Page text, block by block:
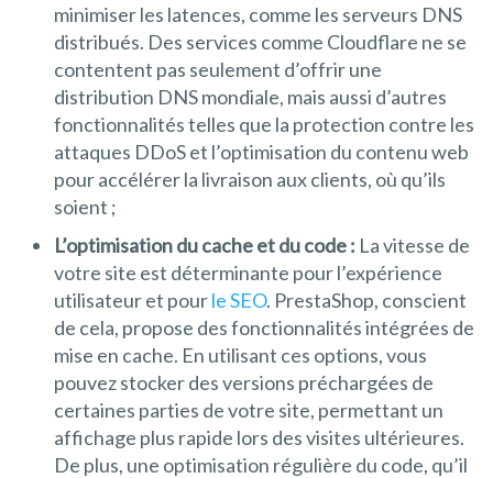
minimiser les latences, comme les serveurs DNS
distribués. Des services comme Cloudflare ne se
contentent pas seulement d’offrir une
distribution DNS mondiale, mais aussi d’autres
fonctionnalités telles que la protection contre les
attaques DDoS et l’optimisation du contenu web
pour accélérer la livraison aux clients, où qu’ils
soient ;
L’optimisation du cache et du code : La vitesse de
votre site est déterminante pour l’expérience
utilisateur et pourle SEO. PrestaShop, conscient
de cela, propose des fonctionnalités intégrées de
mise en cache. En utilisant ces options, vous
pouvez stocker des versions préchargées de
certaines parties de votre site, permettant un
affichage plus rapide lors des visites ultérieures.
De plus, une optimisation régulière du code, qu’il